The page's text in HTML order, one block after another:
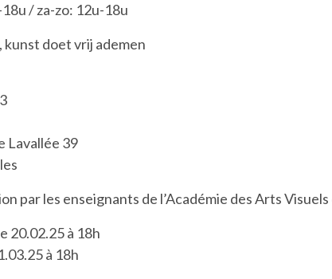
/ za-zo: 12u-18u
kunst doet vrij ademen
Lavallée 39
par les enseignants de l’Académie des Arts
20.02.25 à 18h
à 18h